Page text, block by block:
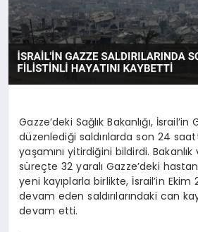
Gazze’deki Sağlık Bakanlığı, İsrail’in
düzenlediği saldırılarda son 24
yaşamını yitirdiğini bildirdi.
süreçte 32 yaralı Gazze’deki
yeni kayıplarla birlikte, İsrail’in Ekim
devam eden saldırılarındaki can
devam etti.